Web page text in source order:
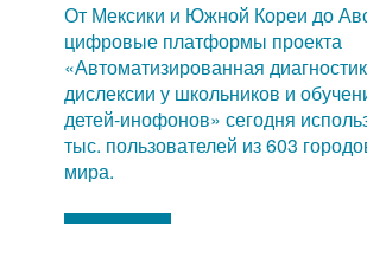
От Мексики и Южной Кореи до
цифровые платформы проекта
«Автоматизированная
дислексии у школьников и
детей-инофонов» сегодня
тыс. пользователей из 603
мира.